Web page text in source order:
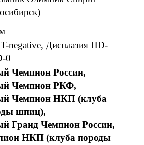
negative, Дисплазия HD-
0
Чемпион России,
Чемпион РКФ,
Чемпион НКП (клуба
шпиц),
Гранд Чемпион России,
НКП (клуба породы